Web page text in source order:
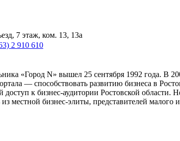
7 этаж, ком. 13, 13а
2 910 610
«Город N» вышел 25 сентября 1992 года. В
— способствовать развитию бизнеса в
к бизнес-аудитории Ростовской области.
местной бизнес-элиты, представителей малого